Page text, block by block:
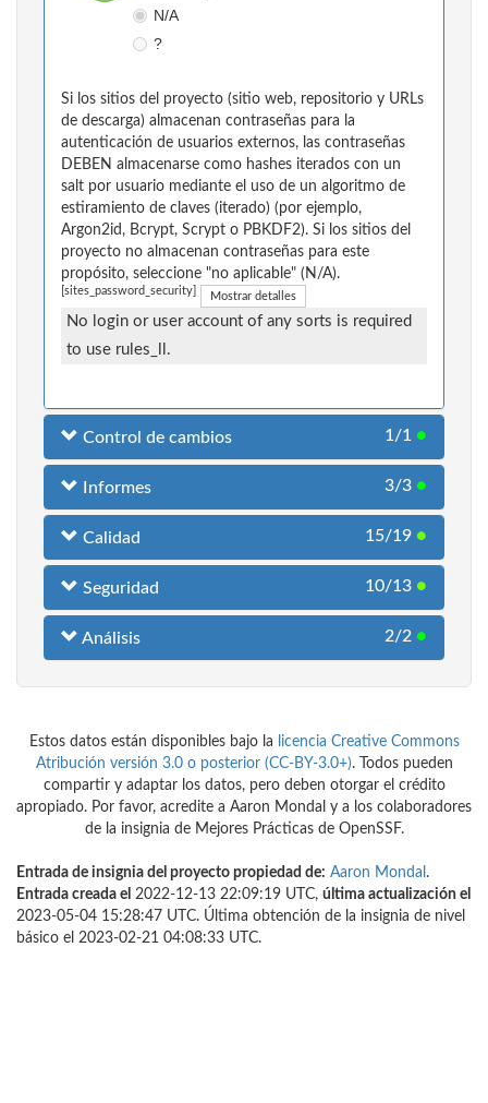
N/A
?
Si los sitios del proyecto (sitio web, repositorio y URLs
de descarga) almacenan contraseñas para la
autenticación de usuarios externos, las contraseñas
DEBEN almacenarse como hashes iterados con un
salt por usuario mediante el uso de un algoritmo de
estiramiento de claves (iterado) (por ejemplo,
Argon2id, Bcrypt, Scrypt o PBKDF2). Si los sitios del
proyecto no almacenan contraseñas para este
propósito, seleccione "no aplicable" (N/A).
[sites_password_security] Mostrar detalles
No login or user account of any sorts is required
to use rules_ll.
Control de cambios 1/1 ●
Informes 3/3 ●
Calidad 15/19 ●
Seguridad 10/13 ●
Análisis 2/2 ●
Estos datos están disponibles bajo la
licencia Creative Commons
Atribución versión 3.0 o posterior (CC-BY-3.0+). Todos pueden
compartir y adaptar los datos, pero deben otorgar el crédito
apropiado. Por favor, acredite a Aaron Mondal y a los colaboradores
de la insignia de Mejores Prácticas de OpenSSF.
Entrada de insignia del proyecto propiedad de: Aaron Mondal .
Entrada creada el 2022-12-13 22:09:19 UTC, última actualización el
2023-05-04 15:28:47 UTC. Última obtención de la insignia de nivel
básico el 2023-02-21 04:08:33 UTC.